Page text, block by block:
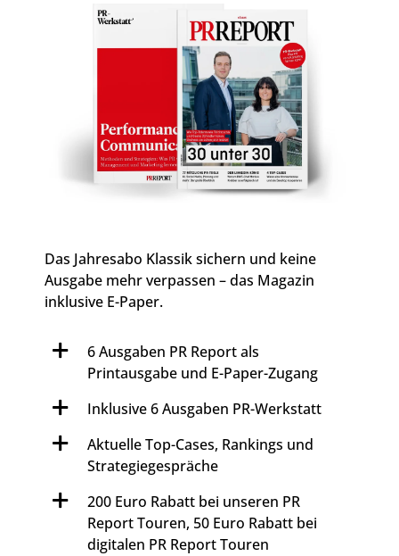
Das Jahresabo Klassik sichern und keine
Ausgabe mehr verpassen – das Magazin
inklusive E-Paper.
6 Ausgaben PR Report als
Printausgabe und E-Paper-Zugang
Inklusive 6 Ausgaben PR-Werkstatt
Aktuelle Top-Cases, Rankings und
Strategiegespräche
200 Euro Rabatt bei unseren PR
Report Touren, 50 Euro Rabatt bei
digitalen PR Report Touren